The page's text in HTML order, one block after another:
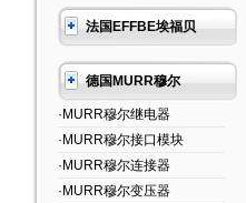
法国EFFBE埃福贝
德国MURR穆尔
·MURR穆尔继电器
·MURR穆尔接口模块
·MURR穆尔连接器
·MURR穆尔变压器